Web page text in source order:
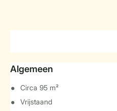
Algemeen
Circa 95 m²
Vrijstaand